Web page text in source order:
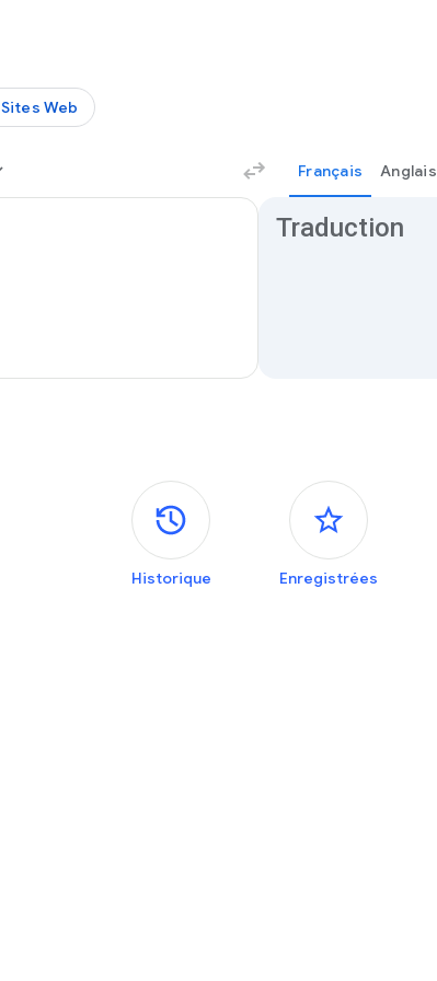
Sites Web
Français Anglais
Traduction
Panneaux latéraux
Historique Enregistrées